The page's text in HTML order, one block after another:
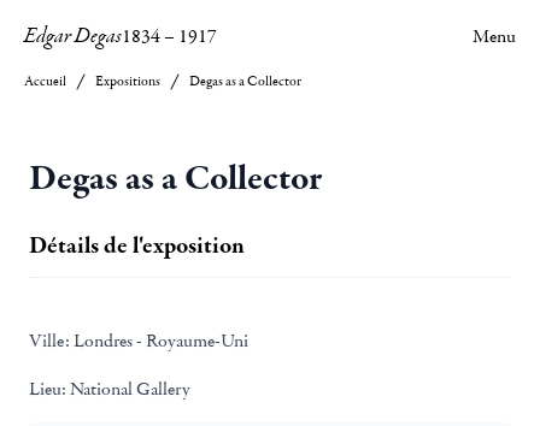
Edgar Degas1834– 1917 Menu
Accueil Expositions Degas as a Collector
Degas as a Collector
Détails de l'exposition
Ville: Londres - Royaume-Uni
Lieu: National Gallery